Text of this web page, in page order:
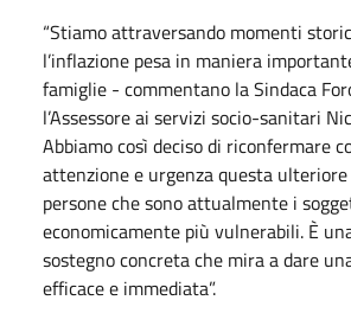
“Stiamo attraversando momenti
l’inflazione pesa in maniera
famiglie - commentano la Sindaca
l’Assessore ai servizi socio-sanitari
Abbiamo così deciso di riconfermare
attenzione e urgenza questa
persone che sono attualmente i
economicamente più vulnerabili. È
sostegno concreta che mira a dare
efficace e immediata”.